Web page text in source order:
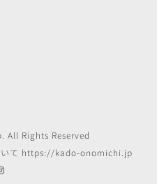
. All Rights Reserved
て https://kado-onomichi.jp